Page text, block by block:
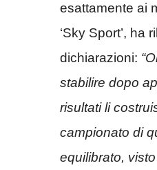
esattamente ai
‘Sky Sport’, ha
dichiarazioni:
stabilire dopo
risultati li
campionato di
equilibrato,